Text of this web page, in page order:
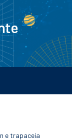
e trapaceia